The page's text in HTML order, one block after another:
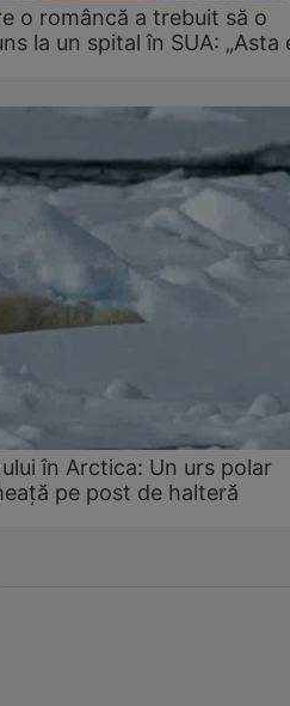
o româncă a trebuit să o
la un spital în SUA: „Asta
în Arctica: Un urs polar
pe post de halteră